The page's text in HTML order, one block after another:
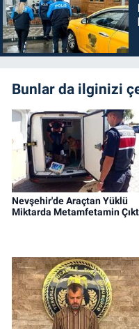
Bunlar da ilginizi
Nevşehir'de Araçtan Yüklü
Miktarda Metamfetamin